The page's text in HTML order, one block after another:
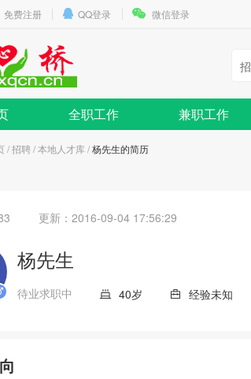
免费注册 QQ登录 微信登录
全职工作 兼职工作
/招聘/本地人才库/杨先生的简历
更新： 2016-09-04 17:56:29
杨先生
待业求职中 40岁 经验未知